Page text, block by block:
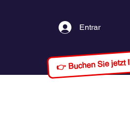
Entrar
👉 Buchen Sie jetzt